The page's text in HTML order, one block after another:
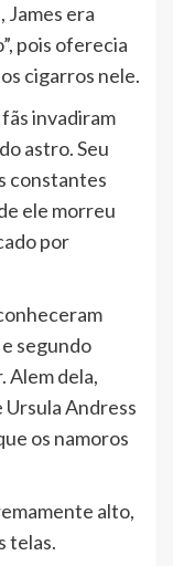
era
pois oferecia
cigarros nele.
invadiram
astro. Seu
constantes
ele morreu
por
e segundo
Alem dela,
Andress
os namoros
alto,
telas.